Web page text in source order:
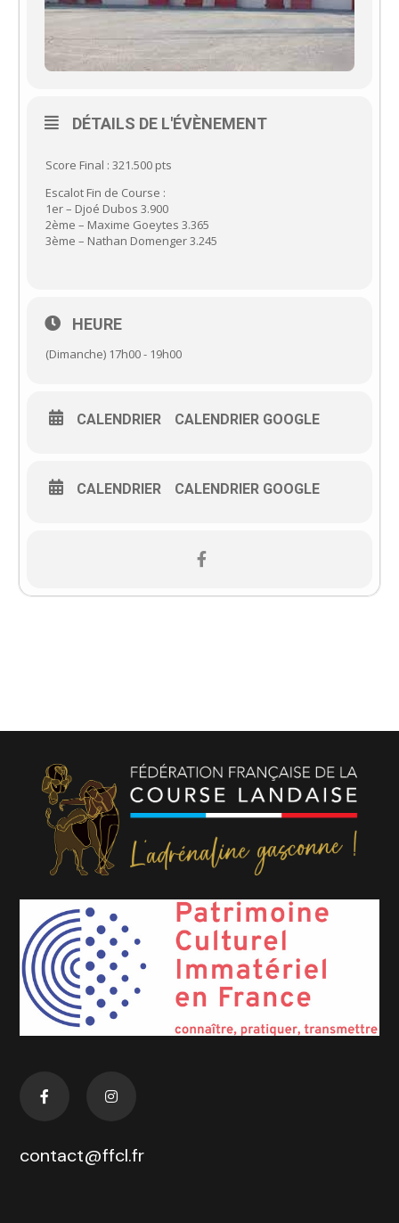
DÉTAILS DE L'ÉVÈNEMENT
Score Final : 321.500 pts
Escalot Fin de Course :
1er – Djoé Dubos 3.900
2ème – Maxime Goeytes 3.365
3ème – Nathan Domenger 3.245
HEURE
(Dimanche) 17h00 - 19h00
CALENDRIER CALENDRIER GOOGLE
CALENDRIER CALENDRIER GOOGLE
contact@ffcl.fr